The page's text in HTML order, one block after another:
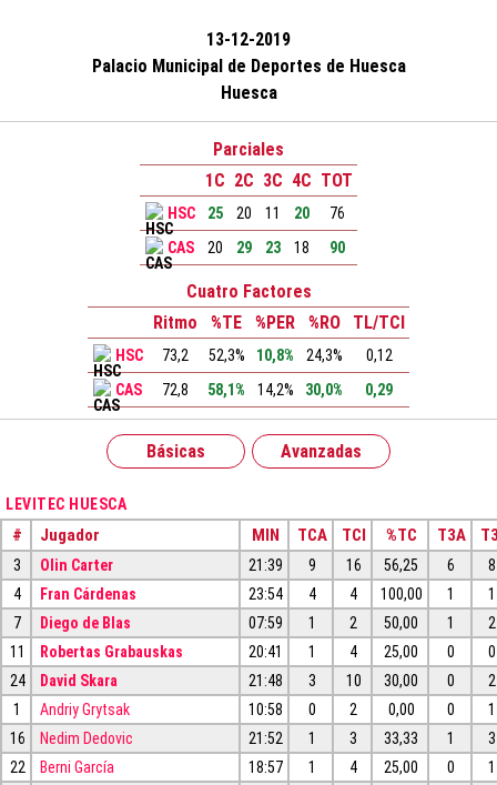
13-12-2019
Palacio Municipal de Deportes de Huesca
Huesca
Parciales
1C 2C 3C 4C TOT
HSC 25 20 11 20
76
CAS
20 29 23 18 90
Cuatro Factores
Ritmo
%TE %PER %RO TL/TCI
HSC 73,2 52,3% 10,8% 24,3%
0,12
CAS
72,8 58,1% 14,2% 30,0% 0,29
Básicas Avanzadas
LEVITEC HUESCA
# Jugador MIN TCA TCI %TC T3A
3 Olin Carter 21:39 9 16 56,25 6
8
4
Fran Cárdenas 23:54 4 4 100,00 1
1
7
Diego de Blas 07:59 1 2 50,00 1
2
11
Robertas Grabauskas 20:41 1 4 25,00 0
0
24
David Skara 21:48 3 10 30,00 0
2
1
Andriy Grytsak 10:58 0 2 0,00 0
1
16
Nedim Dedovic 21:52 1 3 33,33 1
3
22
Berni García 18:57 1 4 25,00 0
1